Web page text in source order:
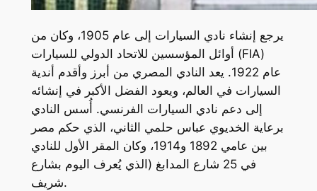
يرجع إنشاء نادي السيارات إلى عام 1905، وكان من
أوائل المؤسسين للاتحاد الدولي للسيارات (FIA)
عام 1922. يعد النادي المصري من أبرز وأقدم أندية
السيارات في العالم، ويعود الفضل الأكبر في إنشائه
إلى دعم نادي السيارات الفرنسي. أُسس النادي
برعاية الخديوي عباس حلمي الثاني، الذي حكم مصر
بين عامي 1892 و1914، وكان المقر الأول للنادي
في 25 شارع المدابغ (الذي يُعرف اليوم بشارع
شريف.